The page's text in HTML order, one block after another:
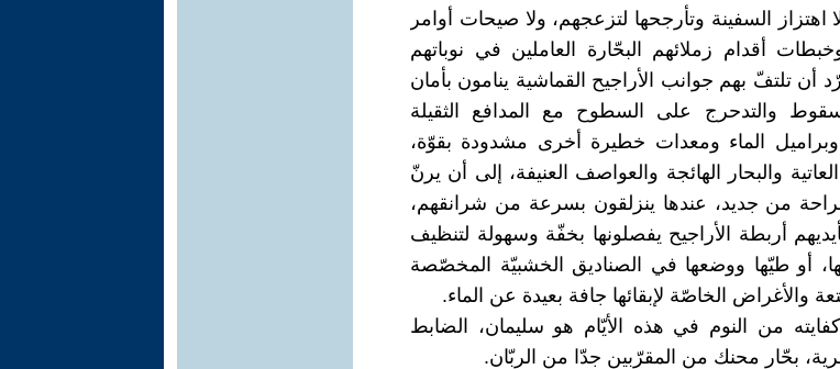
السفينة وتأرجحها لتزعجهم، ولا صيحات أوامر
أقدام زملائهم البحّارة العاملين في نوباتهم
أن تلتفّ بهم جوانب الأراجيح القماشية ينامون بأمان
والتدحرج على السطوح مع المدافع الثقيلة
وبراميل الماء ومعدات خطيرة أخرى مشدودة بقوّة،
والبحار الهائجة والعواصف العنيفة، إلى أن يرنّ
من جديد، عندها ينزلقون بسرعة من شرانقهم،
أربطة الأراجيح يفصلونها بخفّة وسهولة لتنظيف
أو طيّها ووضعها في الصناديق الخشبيّة المخصّصة
والأغراض الخاصّة لإبقائها جافة بعيدة عن الماء.
كفايته من النوم في هذه الأيّام هو سليمان، الضابط
بحّار محنك من المقرّبين جدّا من الربّان.